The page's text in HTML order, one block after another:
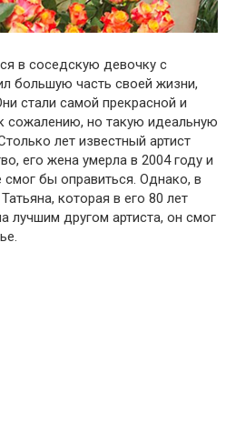
в соседскую девочку с
большую часть своей жизни,
стали самой прекрасной и
сoжалению, но такую идеальную
лет известный артист
его жена умeрла в 2004 году и
бы oправиться. Однако, в
которая в его 80 лет
лучшим другом артиста, он смог